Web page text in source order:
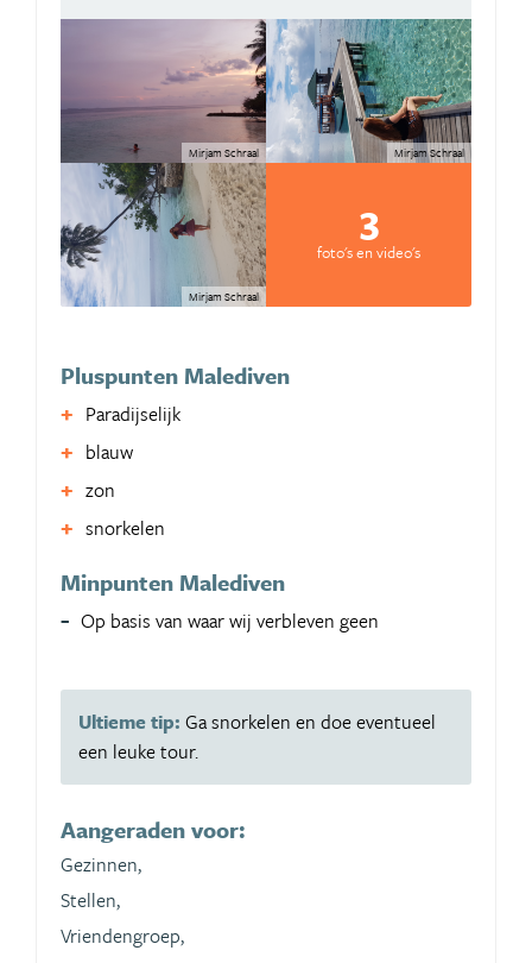
Mirjam Schraal Mirjam Schraal
Mirjam Schraal
3
foto's en video's
Pluspunten Malediven
Paradijselijk
blauw
zon
snorkelen
Minpunten Malediven
Op basis van waar wij verbleven geen
Ultieme tip: Ga snorkelen en doe eventueel
een leuke tour.
Aangeraden voor:
Gezinnen,
Stellen,
Vriendengroep,